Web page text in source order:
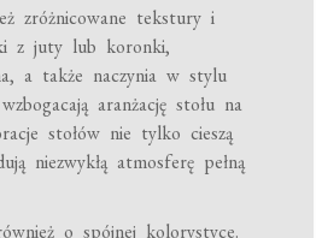
zróżnicowane tekstury i
z juty lub koronki,
a także naczynia w stylu
aranżację stołu na
stołów nie tylko cieszą
niezwykłą atmosferę pełną
o spójnej kolorystyce.